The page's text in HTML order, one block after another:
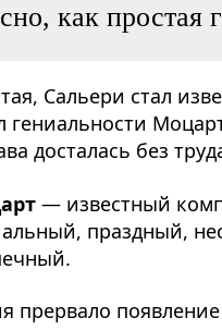
как простая
Сальери стал
гениальности
досталась без
— извест­ный
празд­ный,
прервало появление